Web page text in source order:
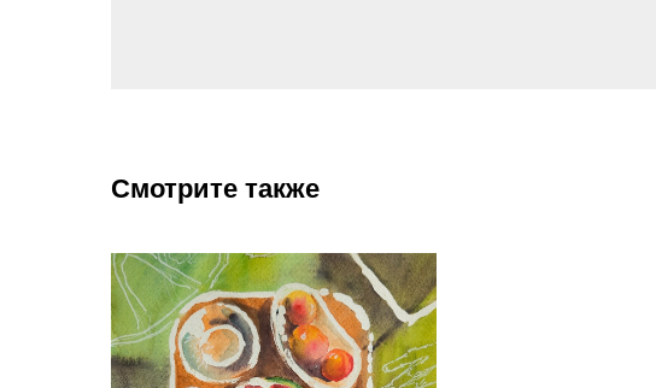
Смотрите также